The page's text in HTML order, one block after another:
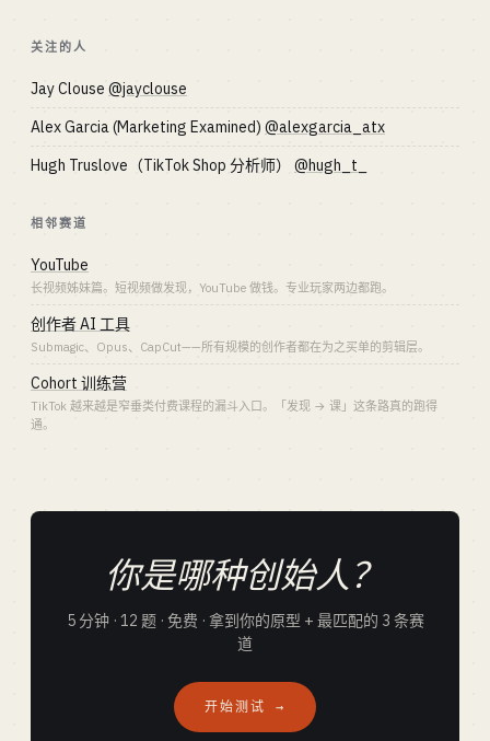
关注的人
Jay Clouse @jayclouse
Alex Garcia (Marketing Examined) @alexgarcia_atx
Hugh Truslove（TikTok Shop 分析师） @hugh_t_
相邻赛道
YouTube
长视频姊妹篇。短视频做发现，YouTube 做钱。专业玩家两边都跑。
创作者 AI 工具
Submagic、Opus、CapCut——所有规模的创作者都在为之买单的剪辑层。
Cohort 训练营
TikTok 越来越是窄垂类付费课程的漏斗入口。「发现 → 课」这条路真的跑得
通。
你是哪种创始人？
5 分钟 · 12 题 · 免费 · 拿到你的原型 + 最匹配的 3 条赛
道
开始测试 →